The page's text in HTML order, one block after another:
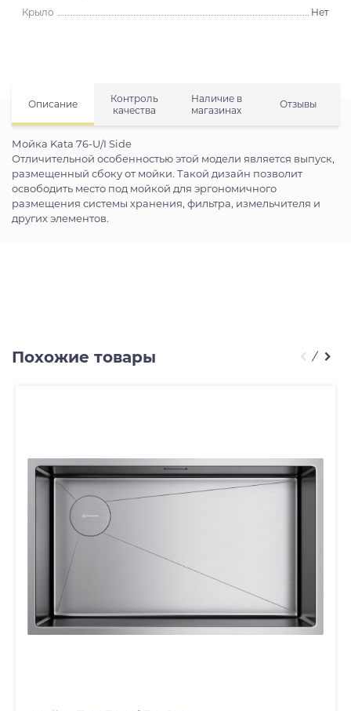
Крыло
Нет
Описание
Контроль
качества
Наличие в
магазинах
Отзывы
Мойка Kata 76-U/I Side
Отличительной особенностью этой модели является выпуск,
размещенный сбоку от мойки. Такой дизайн позволит
освободить место под мойкой для эргономичного
размещения системы хранения, фильтра, измельчителя и
других элементов.
Похожие товары